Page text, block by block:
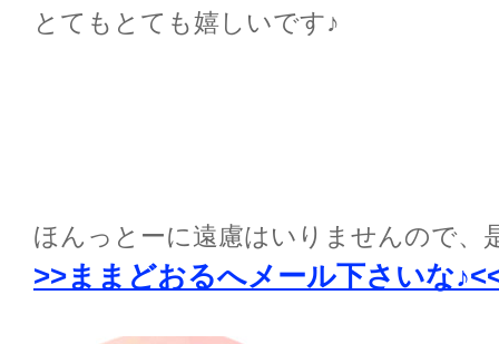
とてもとても嬉しいです♪
ほんっとーに遠慮はいりませんので、
>>ままどおるへメール下さいな